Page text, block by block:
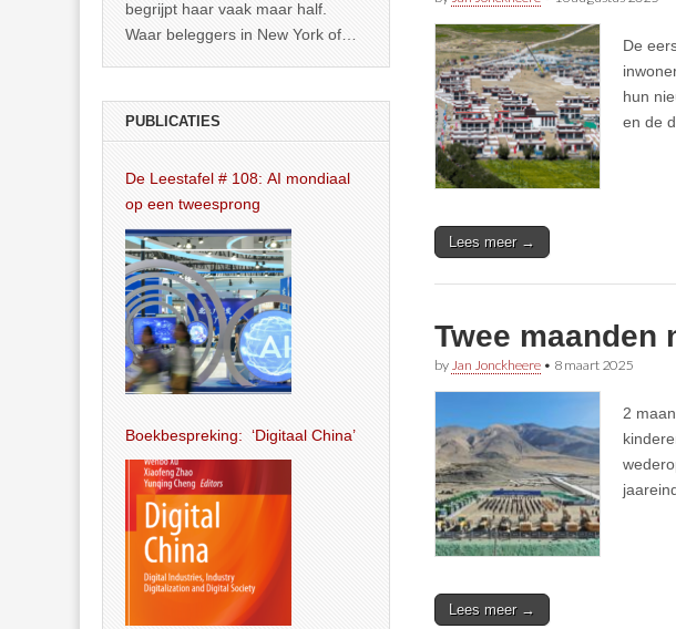
De
hun
en de
Lees meer →
Twee maanden
by Jan Jonckheere • 8 maart 2025
2
Lees meer →
begrijpt haar vaak maar half.
Waar beleggers in New York of
PUBLICATIES
De Leestafel # 108: AI mondiaal
op een tweesprong
Boekbespreking: ‘Digitaal China’